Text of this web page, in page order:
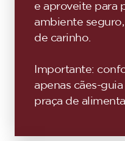
e aproveite para
ambiente
de carinho.
Importante:
apenas cães-
praça de